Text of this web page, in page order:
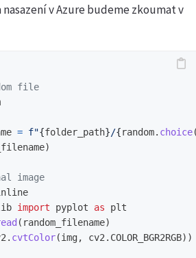
v Azure budeme zkoumat v
= f"{folder_path}/{random. choice
)
import pyplot as
plt
( random_filename)
. cvtColor(img, cv2. COLOR_BGR2RGB))